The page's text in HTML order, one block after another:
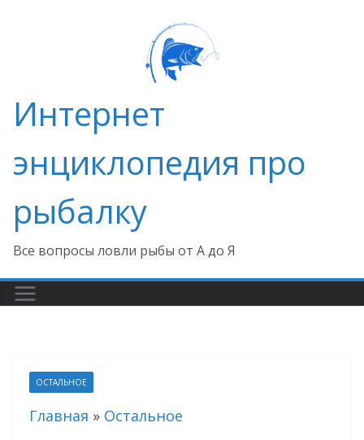
Интернет
энциклопедия про
рыбалку
Все вопросы ловли рыбы от А до Я
ОСТАЛЬНОЕ
Главная » Остальное